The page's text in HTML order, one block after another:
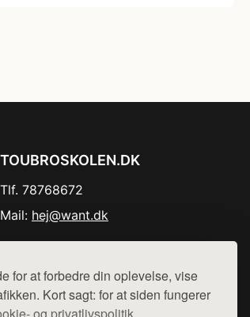
for at forbedre din oplevelse, vise
Kort sagt: for at siden fungerer
TOUBROSKOLEN.DK
Tlf. 78768672
Mail: hej@want.dk